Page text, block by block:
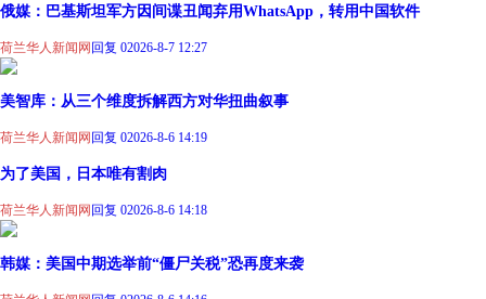
俄媒：巴基斯坦军方因间谍丑闻弃用WhatsApp，转用中国软件
荷兰华人新闻网 回复 02026-8-7 12:27
美智库：从三个维度拆解西方对华扭曲叙事
荷兰华人新闻网 回复 02026-8-6 14:19
为了美国，日本唯有割肉
荷兰华人新闻网 回复 02026-8-6 14:18
韩媒：美国中期选举前“僵尸关税”恐再度来袭